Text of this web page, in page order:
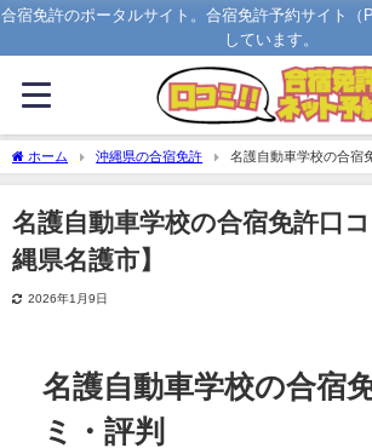
合宿免許のポータルサイト。合宿免許予約サイト（
しています。
ホーム 沖縄県の合宿免許
名護自動車学校の合宿
名護市】
名護自動車学校の合宿免許口
縄県名護市】
2026年1月9日
名護自動車学校の合宿
ミ・評判